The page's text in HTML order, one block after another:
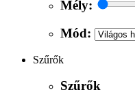
Mély:
Mód:
Szűrők
Szűrők